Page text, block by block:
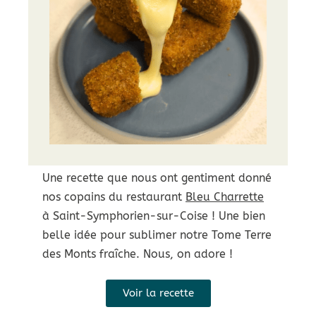
Une recette que nous ont gentiment donné
nos copains du restaurant Bleu Charrette
à Saint-Symphorien-sur-Coise ! Une bien
belle idée pour sublimer notre Tome Terre
des Monts fraîche. Nous, on adore !
Voir la recette